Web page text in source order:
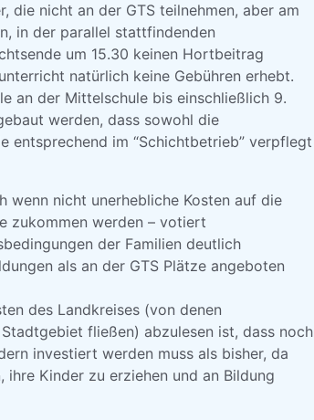
die nicht an der GTS teilnehmen, aber am
in der parallel stattfindenden
um 15.30 keinen Hortbeitrag
natürlich keine Gebühren erhebt.
an der Mittelschule bis einschließlich 9.
werden, dass sowohl die
entsprechend im “Schichtbetrieb” verpflegt
wenn nicht unerhebliche Kosten auf die
zukommen werden – votiert
der Familien deutlich
als an der GTS Plätze angeboten
des Landkreises (von denen
fließen) abzulesen ist, dass noch
investiert werden muss als bisher, da
Kinder zu erziehen und an Bildung